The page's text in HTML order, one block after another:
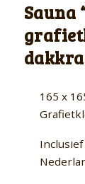
Sauna
165 x